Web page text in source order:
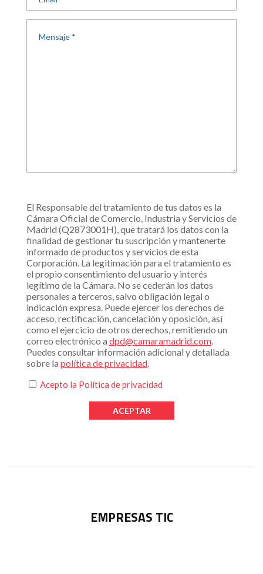
El Responsable del tratamiento de tus datos es la
Cámara Oficial de Comercio, Industria y Servicios de
Madrid (Q2873001H), que tratará los datos con la
finalidad de gestionar tu suscripción y mantenerte
informado de productos y servicios de esta
Corporación. La legitimación para el tratamiento es
el propio consentimiento del usuario y interés
legítimo de la Cámara. No se cederán los datos
personales a terceros, salvo obligación legal o
indicación expresa. Puede ejercer los derechos de
acceso, rectificación, cancelación y oposición, así
como el ejercicio de otros derechos, remitiendo un
correo electrónico a dpd@camaramadrid.com.
Puedes consultar información adicional y detallada
sobre la política de privacidad.
Acepto la Política de privacidad
EMPRESAS TIC